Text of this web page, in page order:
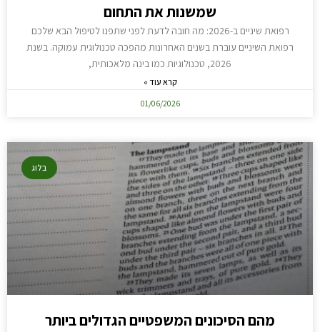
שמשנות את התחום
רפואת שיניים ב-2026: מה חובה לדעת לפני שתפנו לטיפול הבא שלכם
רפואת השיניים עוברת בשנים האחרונות מהפכה טכנולוגית עמוקה. בשנת
2026, טכנולוגיות כמו בינה מלאכותית,
קרא עוד »
01/06/2026
בלוג
מהם הסיכונים המשפטיים הגדולים ביותר